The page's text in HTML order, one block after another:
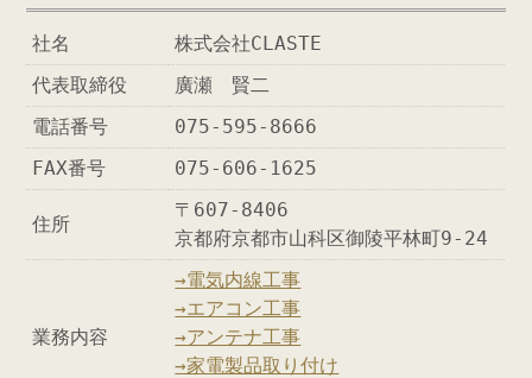
社名
株式会社CLASTE
代表取締役
廣瀬 賢二
電話番号
075-595-8666
FAX番号
075-606-1625
住所
〒607-8406
京都府京都市山科区御陵平林町9-24
業務内容
→電気内線工事
→エアコン工事
→アンテナ工事
→家電製品取り付け